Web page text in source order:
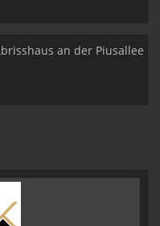
an der Piusallee